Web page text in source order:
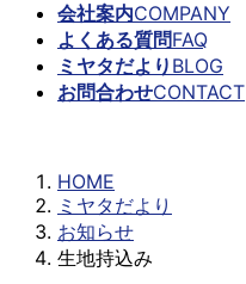
会社案内COMPANY
よくある質問FAQ
ミヤタだより BLOG
お問合わせCONTACT
HOME
ミヤタだより
お知らせ
生地持込み